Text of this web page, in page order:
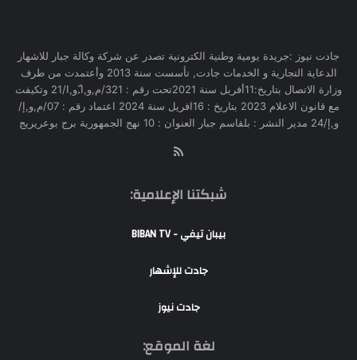
جادت نيوز :جريدة يومية وطنية الكترونية تصدر عن شركة وكالة جبار للاشهار
الدعاية التجارية و الخدمات جادت, تأسست سنة 2013 وأعتمدت من طرف
وزارة الاتصال بتاريخ:11أفريل سنة 2021تحت رقم : 321/م,و,ا,ّو,ا/21 وتكيفت
مع قانون الاعلام 2023 بتاريخ : 16افريل سنة 2024 اعتماد رقم : 07/م,و,إ/
و,إ/24 مدير النشر : بلقاسم جبار العنوان : 10 نهج الجمهورية برج بوعريريج
شبكتنا الإعلامية:
بيبان تيفي - BIBAN TV
جادت للإشهار
جادت نيوز
لغة الموقع: